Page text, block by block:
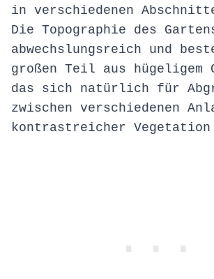
in verschiedenen
Die Topographie des
abwechslungsreich und
großen Teil aus hügeligem
das sich natürlich für
zwischen verschiedenen
kontrastreicher